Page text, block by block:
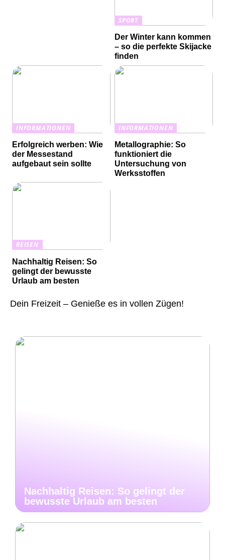
SPORT
Der Winter kann kommen
– so die perfekte Skijacke
finden
INFORMATIONEN
Erfolgreich werben: Wie
der Messestand
aufgebaut sein sollte
INFORMATIONEN
Metallographie: So
funktioniert die
Untersuchung von
Werksstoffen
REISEN
Nachhaltig Reisen: So
gelingt der bewusste
Urlaub am besten
Dein Freizeit – Genieße es in vollen Zügen!
Nachhaltig Reisen: So gelingt der
bewusste Urlaub am besten